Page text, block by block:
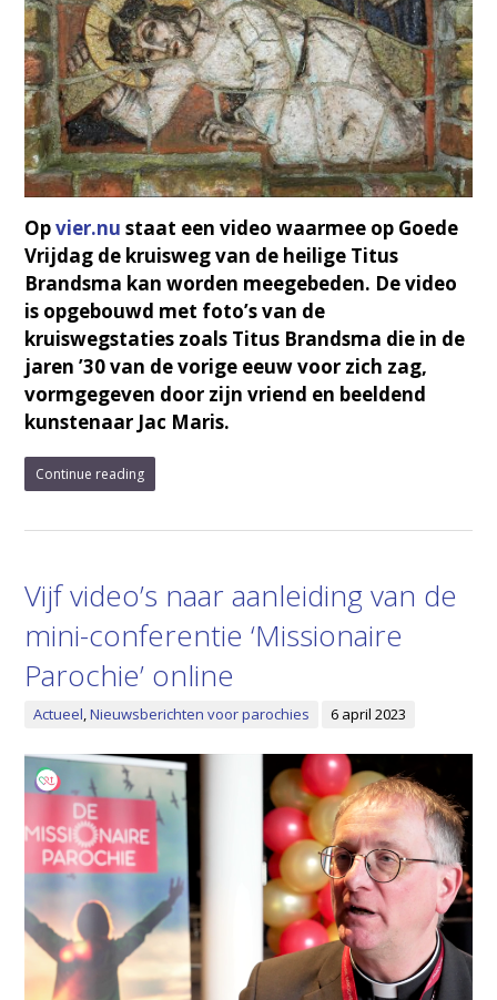
Opvier.nu staat een video waarmee op Goede
Vrijdag de kruisweg van de heilige Titus
Brandsma kan worden meegebeden. De video
is opgebouwd met foto’s van de
kruiswegstaties zoals Titus Brandsma die in de
jaren ’30 van de vorige eeuw voor zich zag,
vormgegeven door zijn vriend en beeldend
kunstenaar Jac Maris.
Continue reading
Vijf video’s naar aanleiding van de
mini-conferentie ‘Missionaire
Parochie’ online
Actueel,Nieuwsberichten voor parochies 6 april 2023